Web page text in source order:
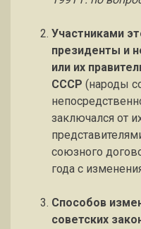
Участниками
президенты и
или их
СССР (народы
заключался от
союзного
года с
Способов
советских